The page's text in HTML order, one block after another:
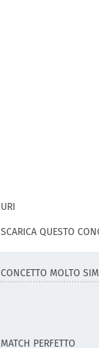
URI
SCARICA QUESTO
CONCETTO MOLTO
MATCH PERFETTO